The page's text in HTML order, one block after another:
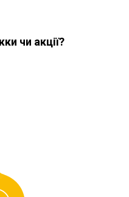
чи акції?